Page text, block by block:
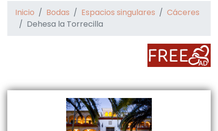
Inicio Bodas Espacios singulares
Cáceres
Dehesa la Torrecilla